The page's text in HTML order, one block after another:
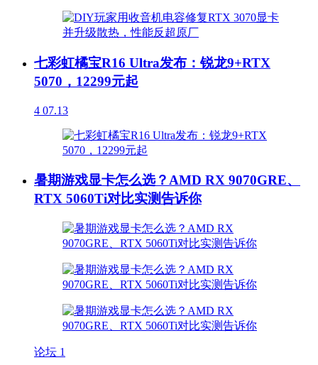
七彩虹橘宝R16 Ultra发布：锐龙9+RTX
5070，12299元起
4 07.13
暑期游戏显卡怎么选？AMD RX 9070GRE、
RTX 5060Ti对比实测告诉你
论坛 1